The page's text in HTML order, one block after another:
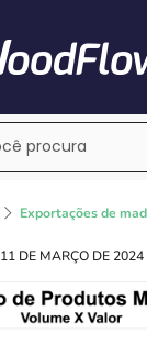
Exportações de
11 DE MARÇO DE 2024